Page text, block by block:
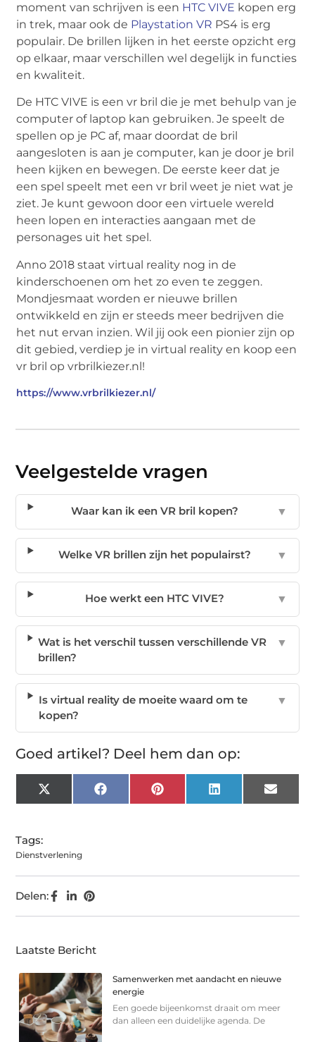
moment van schrijven is een HTC VIVE kopen erg
in trek, maar ook de Playstation VR PS4 is erg
populair. De brillen lijken in het eerste opzicht erg
op elkaar, maar verschillen wel degelijk in functies
en kwaliteit.
De HTC VIVE is een vr bril die je met behulp van je
computer of laptop kan gebruiken. Je speelt de
spellen op je PC af, maar doordat de bril
aangesloten is aan je computer, kan je door je bril
heen kijken en bewegen. De eerste keer dat je
een spel speelt met een vr bril weet je niet wat je
ziet. Je kunt gewoon door een virtuele wereld
heen lopen en interacties aangaan met de
personages uit het spel.
Anno 2018 staat virtual reality nog in de
kinderschoenen om het zo even te zeggen.
Mondjesmaat worden er nieuwe brillen
ontwikkeld en zijn er steeds meer bedrijven die
het nut ervan inzien. Wil jij ook een pionier zijn op
dit gebied, verdiep je in virtual reality en koop een
vr bril op vrbrilkiezer.nl!
https://www.vrbrilkiezer.nl/
Veelgestelde vragen
Waar kan ik een VR bril kopen? ▼
Welke VR brillen zijn het populairst? ▼
Hoe werkt een HTC VIVE? ▼
Wat is het verschil tussen verschillende VR
brillen?
▼
Is virtual reality de moeite waard om te
kopen?
▼
Goed artikel? Deel hem dan op:
X
(Twitter)
FacebookPinterest LinkedIn Email
Tags:
Dienstverlening
Delen:
Laatste Bericht
Samenwerken met aandacht en nieuwe
energie
Een goede bijeenkomst draait om meer
dan alleen een duidelijke agenda. De